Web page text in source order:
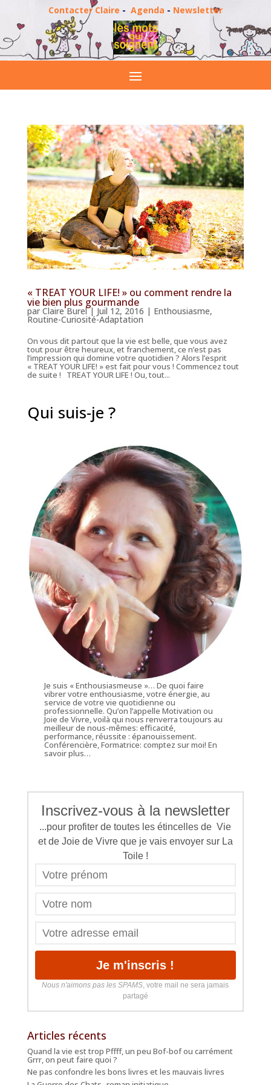
Contacter Claire - Agenda - Newsletter
« TREAT YOUR LIFE! » ou comment rendre la
vie bien plus gourmande
par Claire Burel| Juil 12, 2016 | Enthousiasme,
Routine-Curiosité-Adaptation
On vous dit partout que la vie est belle, que vous avez
tout pour être heureux, et franchement, ce n’est pas
l’impression qui domine votre quotidien ? Alors l’esprit
« TREAT YOUR LIFE! » est fait pour vous ! Commencez tout
de suite ! TREAT YOUR LIFE ! Ou, tout...
Qui suis-je ?
Je suis « Enthousiasmeuse »… De quoi faire
vibrer votre enthousiasme, votre énergie, au
service de votre vie quotidienne ou
professionnelle. Qu’on l’appelle Motivation ou
Joie de Vivre, voilà qui nous renverra toujours au
meilleur de nous-mêmes: efficacité,
performance, réussite : épanouissement.
Conférencière, Formatrice: comptez sur moi!En
savoir plus…
Inscrivez-vous à la newsletter
...pour profiter de toutes les étincelles de Vie
et de Joie de Vivre que je vais envoyer sur La
Toile !
Nous n'aimons pas les SPAMS , votre mail ne sera jamais
partagé
Articles récents
Quand la vie est trop Pffff, un peu Bof-bof ou carrément
Grrr, on peut faire quoi ?
Ne pas confondre les bons livres et les mauvais livres